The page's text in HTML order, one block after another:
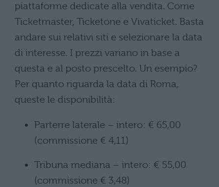
piattaforme dedicate alla vendita. Come
Ticketmaster, Ticketone e Vivaticket. Basta
andare sui relativi siti e selezionare la data
di interesse. I prezzi variano in base a
questa e al posto prescelto. Un esempio?
Per quanto riguarda la data di Roma,
queste le disponibilità:
Parterre laterale – intero: € 65,00
(commissione € 4,11)
Tribuna mediana – intero: € 55,00
(commissione € 3,48)